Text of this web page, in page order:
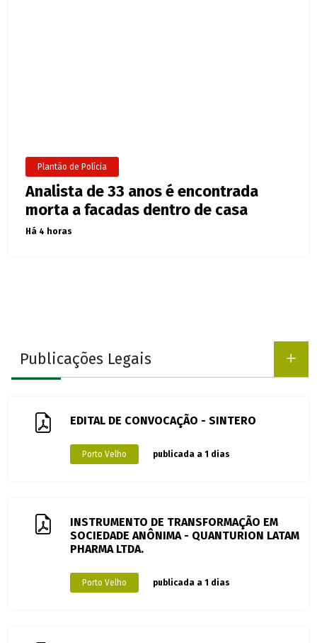
Plantão de Polícia
Analista de 33 anos é encontrada
morta a facadas dentro de casa
Há 4 horas
Publicações Legais
EDITAL DE CONVOCAÇÃO - SINTERO
Porto Velho publicada a 1 dias
INSTRUMENTO DE TRANSFORMAÇÃO EM
SOCIEDADE ANÔNIMA - QUANTURION LATAM
PHARMA LTDA.
Porto Velho publicada a 1 dias